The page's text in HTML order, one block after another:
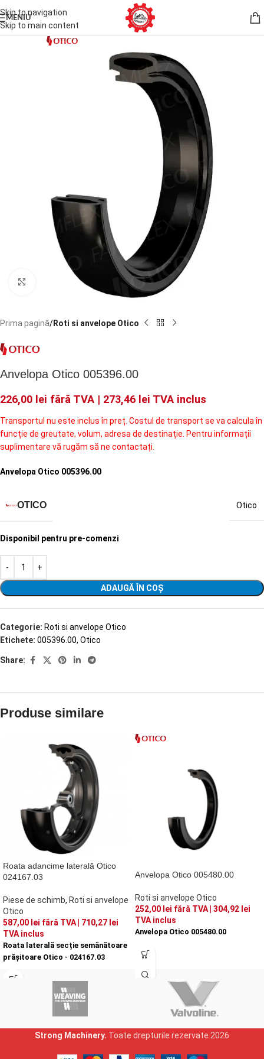
Skip to navigation
Skip to main content
MENIU
Faceți click pentru a mări
Prima pagină Roti si anvelope Otico
Anvelopa Otico 005396.00
226,00 lei fără TVA | 273,46 lei TVA inclus
Transportul nu este inclus în preț. Costul de transport se va calcula în
funcție de greutate, volum, adresa de destinație. Pentru informații
suplimentare vă rugăm să ne contactați.
Anvelopa Otico 005396.00
OTICO Otico
Disponibil pentru pre-comenzi
ADAUGĂ ÎN COȘ
Categorie: Roti si anvelope Otico
Etichete: 005396.00, Otico
Share:
Produse similare
Roata adancime laterală Otico
024167.03
Piese de schimb, Roti si anvelope
Otico
587,00 lei fără TVA | 710,27 lei
TVA inclus
Roata laterală secție semănătoare
prășitoare Otico - 024167.03
Anvelopa Otico 005480.00
Roti si anvelope Otico
252,00 lei fără TVA | 304,92 lei
TVA inclus
Anvelopa Otico 005480.00
Strong Machinery. Toate drepturile rezervate 2026